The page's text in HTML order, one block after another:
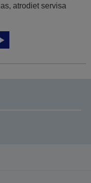
atrodiet servisa